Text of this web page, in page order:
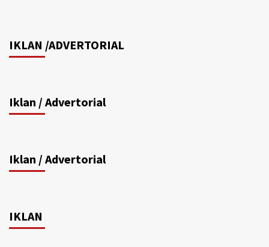
IKLAN /ADVERTORIAL
Iklan / Advertorial
Iklan / Advertorial
IKLAN